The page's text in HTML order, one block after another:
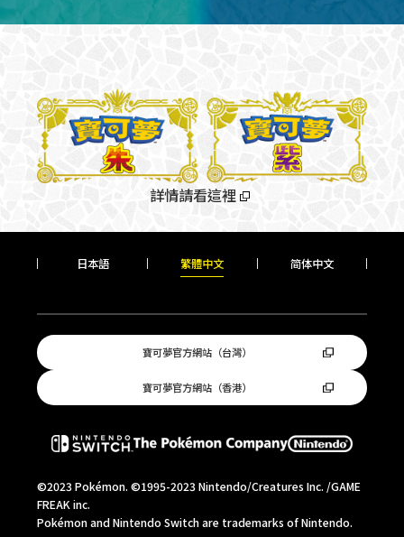
詳情請看這裡
日本語 繁體中文 简体中文
寶可夢官方網站（台灣）
寶可夢官方網站（香港）
©2023 Pokémon. ©1995-2023 Nintendo/Creatures Inc. /GAME
FREAK inc.
Pokémon and Nintendo Switch are trademarks of Nintendo.